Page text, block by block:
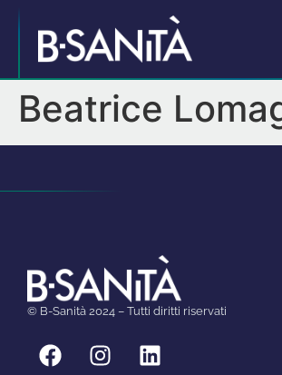
Beatrice
© B-Sanità 2024 – Tutti diritti riservati